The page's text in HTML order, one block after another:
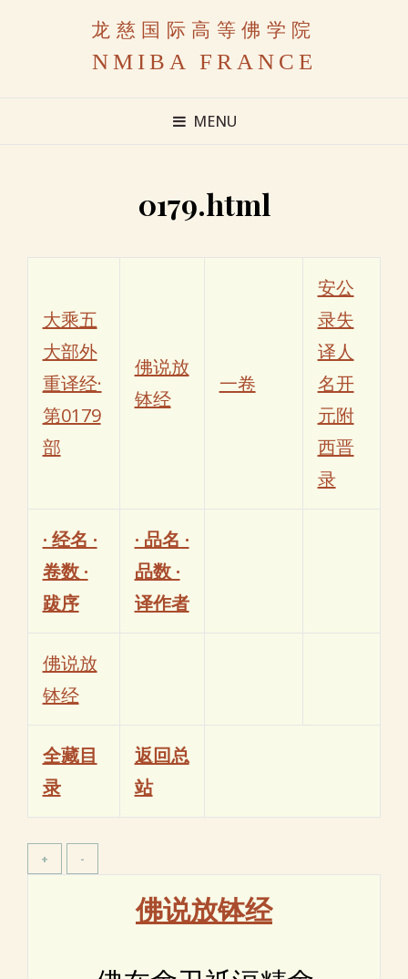
龙慈国际高等佛学院
NMIBA FRANCE
MENU
0179.html
大乘五
大部外
重译经·
第0179
部
佛说放
钵经
一卷
安公
录失
译人
名开
元附
西晋
录
· 经名 ·
卷数 ·
跋序
· 品名 ·
品数 ·
译作者
佛说放
钵经
全藏目
录
返回总
站
佛说放钵经